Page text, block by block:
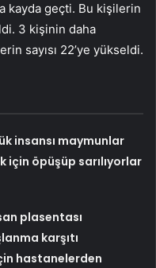
kayda geçti. Bu kişilerin
3 kişinin daha
sayısı 22’ye yükseldi.
insansı maymunlar
için öpüşüp sarılıyorlar
plasentası
karşıtı
hastanelerden